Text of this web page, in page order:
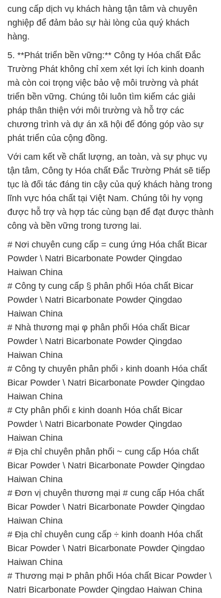
Haiwan China
# Nhà thương mại φ phân phối Hóa chất Bicar
Powder \ Natri Bicarbonate Powder Qingdao
Haiwan China
# Công ty chuyên phân phối › kinh doanh Hóa chất
Bicar Powder \ Natri Bicarbonate Powder Qingdao
Haiwan China
# Cty phân phối ε kinh doanh Hóa chất Bicar
Powder \ Natri Bicarbonate Powder Qingdao
Haiwan China
Bicar Powder \ Natri Bicarbonate Powder Qingdao
Haiwan China
# Đơn vị chuyên thương mại # cung cấp Hóa chất
Bicar Powder \ Natri Bicarbonate Powder Qingdao
Haiwan China
# Địa chỉ chuyên cung cấp ÷ kinh doanh Hóa chất
Bicar Powder \ Natri Bicarbonate Powder Qingdao
Haiwan China
# Thương mại Þ phân phối Hóa chất Bicar Powder \
Natri Bicarbonate Powder Qingdao Haiwan China
# Công ty bán ≡ thương mại Hóa chất Bicar Powder
\ Natri Bicarbonate Powder Qingdao Haiwan China
# Nơi phân phối ƒ thương mại Hóa chất Bicar
Powder \ Natri Bicarbonate Powder Qingdao
Haiwan China
PHÒNG KINH DOANH – CÔNG TY HÓA CHẤT
ĐẮC TRƯỜNG PHÁT
🌐 Website: https://hoachatxulynuoc.com/
📞 Hotline:
– 0933.920.505 – 028.3504.5555
– 028.3756.1835 – 028.3756.1840 –
028.3756.1841- 028.3756.1842
– 0932.660.696 – 0901.326.566 – 0906.387.866 –
0902.765.866
📧 Email: hoachat@dactruongphat.vn
GIỜ LÀM VIỆC TẠI CÔNG TY HÓA CHẤT ĐẮC
TRƯỜNG PHÁT
Thời gian làm việctại Hóa Chất Đắc Trường Phát